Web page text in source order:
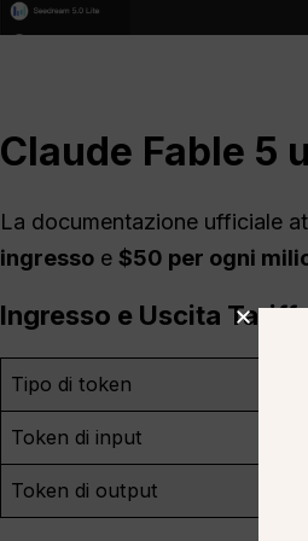
Claude Fable 5
La documentazione ufficiale
ingresso e $50 per ogni
Ingresso e Uscita
Tipo di token
Token di input
Token di output